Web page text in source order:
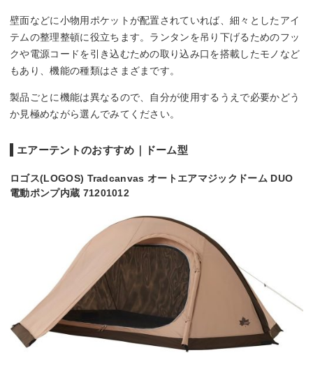
壁面などに小物用ポケットが配置されていれば、細々としたアイ
テムの整理整頓に役立ちます。ランタンを吊り下げるためのフッ
クや電源コードを引き込むための取り込み口を搭載したモノなど
もあり、機能の種類はさまざまです。
製品ごとに機能は異なるので、自分が使用するうえで必要かどう
か見極めながら選んでみてください。
エアーテントのおすすめ｜ドーム型
ロゴス(LOGOS) Tradcanvas オートエアマジックドーム DUO
電動ポンプ内蔵 71201012